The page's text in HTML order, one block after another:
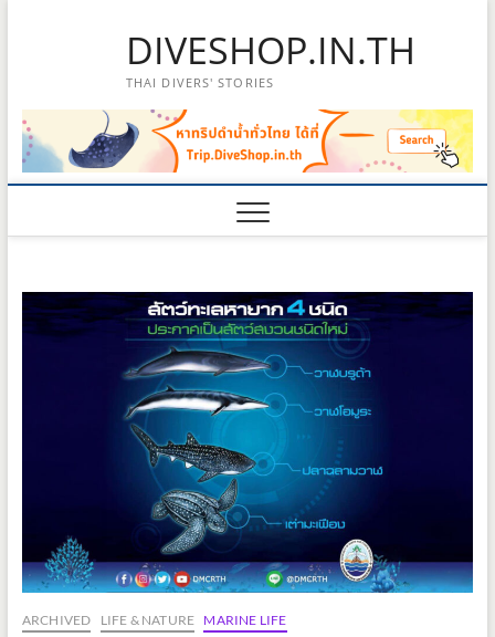
DIVESHOP.IN.TH
THAI DIVERS' STORIES
ARCHIVED LIFE & NATURE MARINE LIFE